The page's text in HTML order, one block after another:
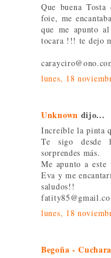
Que buena
foie, me
que me apunto
tocara !!! te dejo
lunes, 18
Unknown dijo...
Increíble la pinta
Te sigo desde
sorprendes más.
Me apunto a este
Eva y me
saludos!!
lunes, 18
Begoña -